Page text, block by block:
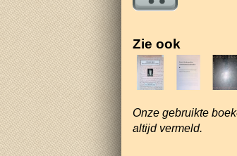
Zie ook
Onze gebruikte
altijd vermeld.